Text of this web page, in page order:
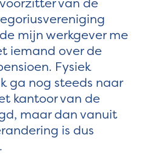
mijn werkgever me
iemand over de
Fysiek
ga nog steeds naar
kantoor van de
maar dan vanuit
is dus